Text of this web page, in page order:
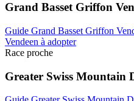
Grand Basset Griffon
Guide Grand Basset Griffon
Vendeen à adopter
Race proche
Greater Swiss Mountain